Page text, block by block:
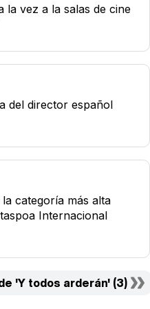
la vez a la salas de cine
del director español
categoría más alta
Internacional
'Y todos arderán' (3)